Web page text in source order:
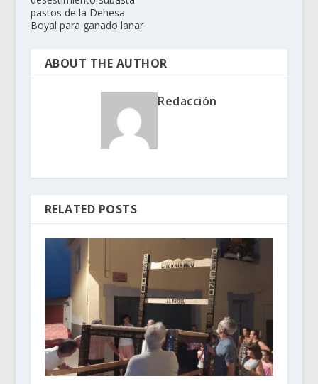
pastos de la Dehesa
Boyal para ganado lanar
ABOUT THE AUTHOR
Redacción
RELATED POSTS